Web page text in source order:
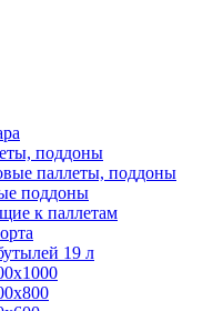
поддоны
паллеты, поддоны
поддоны
к паллетам
19 л